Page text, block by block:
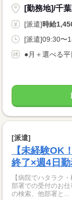
[勤務地]/千
[派遣]時給
[派遣]09:30〜
●月＋選べる
[派遣]
【未経験OK
終了×週4日
【病院でハタラク
部署での受付のお
の検索、他部署と...